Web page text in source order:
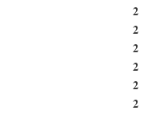
2
2
2
2
2
2